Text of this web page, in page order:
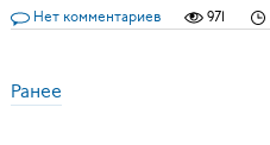
Нет комментариев 971
Ранее